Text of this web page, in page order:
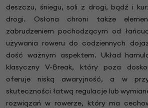
deszczu, śniegu, soli z drogi, bądź i
drogi. Osłona chroni także
zabrudzeniem pochodzącym od
używania roweru do codziennych
dość ważnym aspektem. Układ
klasyczny V-Break, który poza
oferuje niską awaryjność, a w
skuteczności łatwą regulacje lub
rozwiązań w rowerze, który ma